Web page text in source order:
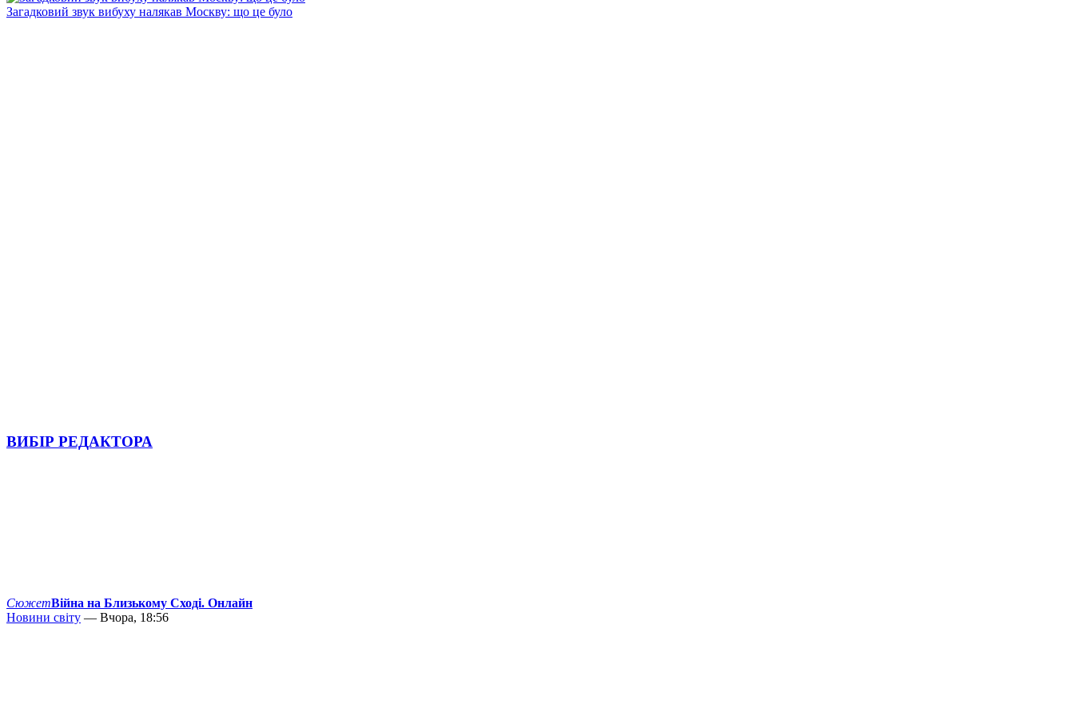
Загадковий звук вибуху налякав Москву: що це було
ВИБІР РЕДАКТОРА
СюжетВійна на Близькому Сході. Онлайн
Новини світу — Вчора, 18:56